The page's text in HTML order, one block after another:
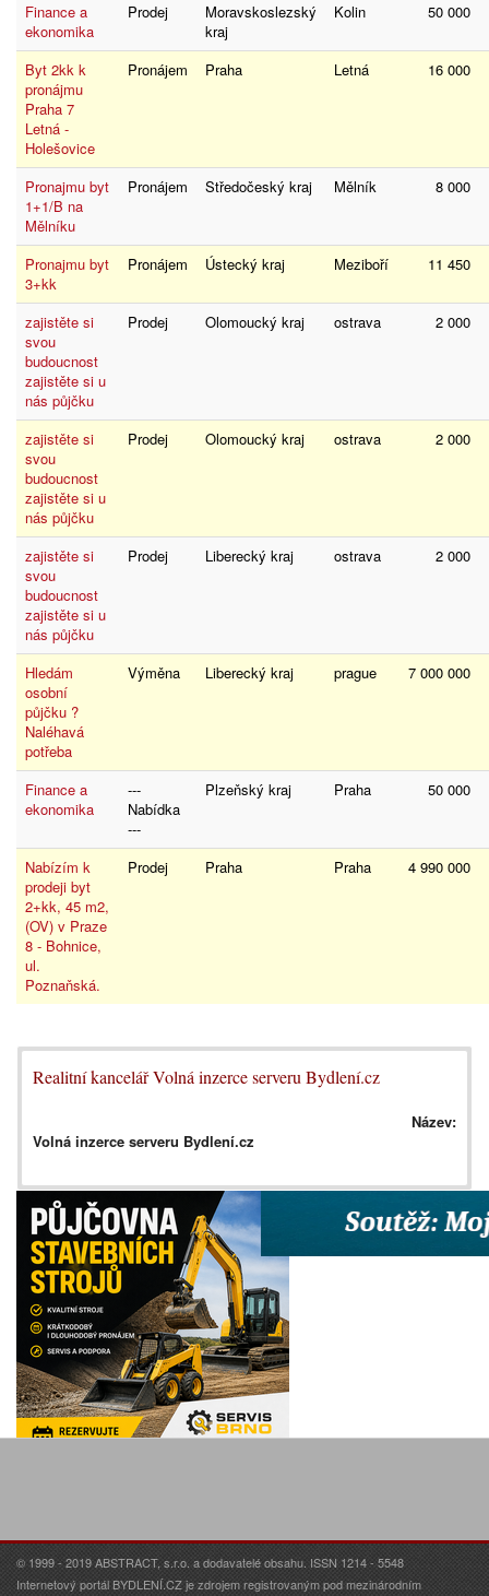
Finance a
ekonomika
Prodej
Moravskoslezský
kraj
Kolin 50 000
Byt 2kk k
pronájmu
Praha 7
Letná -
Holešovice
Pronájem Praha Letná 16 000
Pronajmu byt
1+1/B na
Mělníku
Pronájem Středočeský kraj Mělník 8 000
Pronajmu byt
3+kk
Pronájem Ústecký kraj Meziboří 11 450
zajistěte si
svou
budoucnost
zajistěte si u
nás půjčku
Prodej Olomoucký kraj ostrava 2 000
zajistěte si
svou
budoucnost
zajistěte si u
nás půjčku
Prodej Olomoucký kraj ostrava 2 000
zajistěte si
svou
budoucnost
zajistěte si u
nás půjčku
Prodej Liberecký kraj ostrava 2 000
Hledám
osobní
půjčku ?
Naléhavá
potřeba
Výměna Liberecký kraj prague 7 000 000
Finance a
ekonomika
---
Nabídka
---
Plzeňský kraj Praha 50 000
Nabízím k
prodeji byt
2+kk, 45 m2,
(OV) v Praze
8 - Bohnice,
ul.
Poznaňská.
Prodej Praha Praha 4 990 000
Realitní kancelář Volná inzerce serveru Bydlení.cz
Název:
Volná inzerce serveru Bydlení.cz
© 1999 - 2019 ABSTRACT, s.r.o. a dodavatelé obsahu. ISSN 1214 - 5548
Internetový portál BYDLENÍ.CZ je zdrojem registrovaným pod mezinárodním